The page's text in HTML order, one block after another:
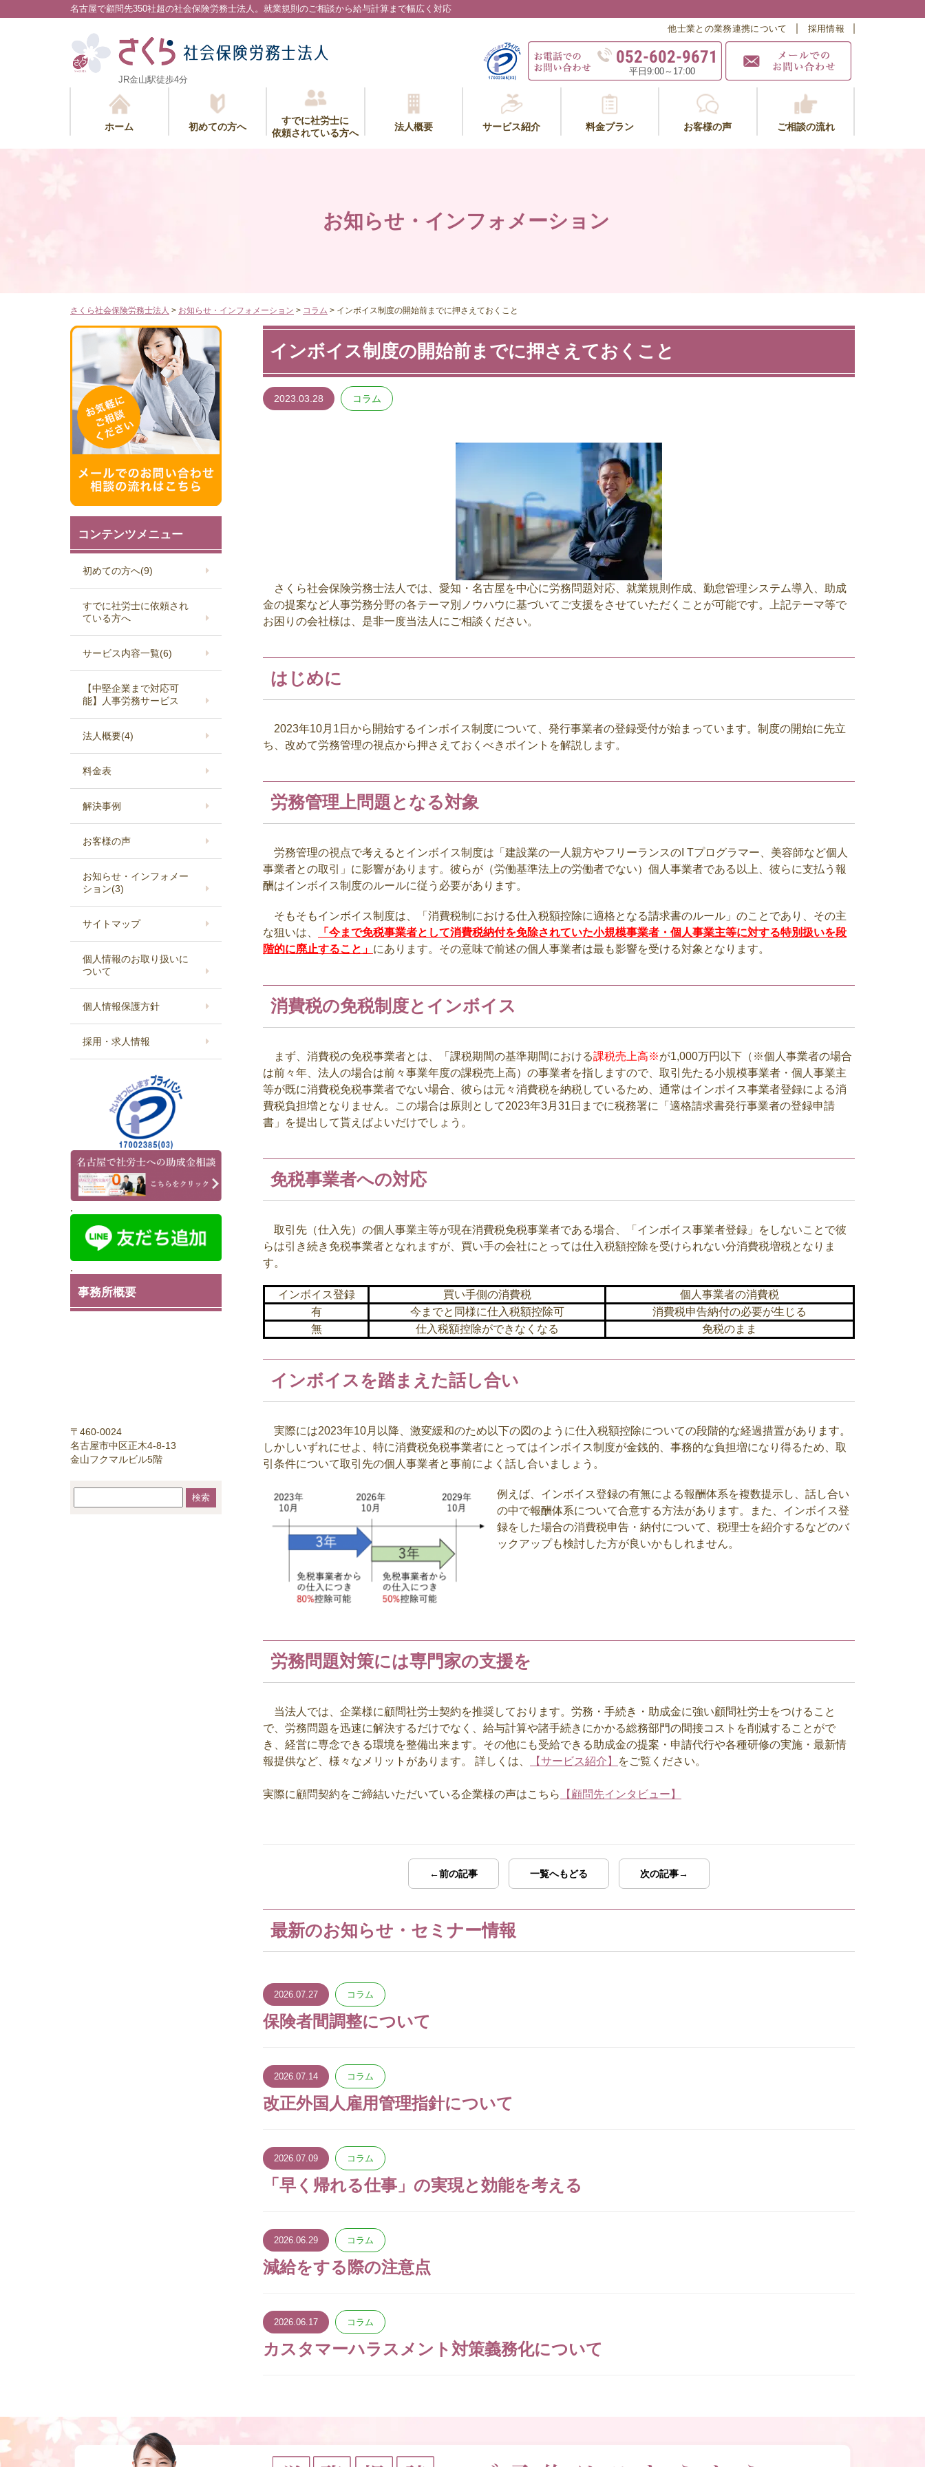
名古屋で顧問先350社超の社会保険労務士法人。 就業規則のご相談から給与計算まで幅広く対応
JR金山駅徒歩4分
他士業との業務連携について 採用情報
052-602-9671
平日9:00～17:00
ホーム 初めての方へ
すでに社労士に
依頼されている方へ
法人概要 サービス紹介 料金プラン お客様の声 ご相談の流れ
お知らせ・インフォメーション
さくら社会保険労務士法人 > お知らせ・インフォメーション > コラム > インボイス制度の開始前までに押さえておくこと
インボイス制度の開始前までに押さえておくこと
2023.03.28 コラム
さくら社会保険労務士法人では、愛知・名古屋を中心に労務問題対応、就業規則作成、勤怠管理システム導入、助成
金の提案など人事労務分野の各テーマ別ノウハウに基づいてご支援をさせていただくことが可能です。上記テーマ等で
お困りの会社様は、是非一度当法人にご相談ください。
はじめに
2023年10月 1 日から開始するインボイス制度について、発行事業者の登録受付が始まっています。制度の開始に先立
ち、改めて労務管理の視点から押さえておくべきポイントを解説します。
労務管理上問題となる対象
労務管理の視点で考えるとインボイス制度は「建設業の一人親方やフリーランスの I Tプログラマー、美容師など個人
事業者との取引」に影響があります。彼らが（労働基準法上の労働者でない）個人事業者である以上、彼らに支払う報
酬はインボイス制度のルールに従う必要があります。
そもそもインボイス制度は、「消費税制における仕入税額控除に適格となる請求書のルール」のことであり、その主
な狙いは、
「今まで免税事業者として消費税納付を免除されていた小規模事業者・個人事業主等に対する特別扱いを段
階的に廃止すること」 にあります。その意味で前述の個人事業者は最も影響を受ける対象となります。
消費税の免税制度とインボイス
まず、消費税の免税事業者とは、「課税期間の基準期間における課税売上高※が1,000万円以下（※個人事業者の場合
は前々年、法人の場合は前々事業年度の課税売上高）の事業者を指しますので、取引先たる小規模事業者・個人事業主
等が既に消費税免税事業者でない場合、彼らは元々消費税を納税しているため、通常はインボイス事業者登録による消
費税負担増となりません。この場合は原則として2023年3月 31 日までに税務署に「適格請求書発行事業者の登録申請
書」を提出して貰えばよいだけでしょう。
免税事業者への対応
取引先（仕入先）の個人事業主等が現在消費税免税事業者である場合、「インボイス事業者登録」をしないことで彼
らは引き続き免税事業者となれますが、買い手の会社にとっては仕入税額控除を受けられない分消費税増税となりま
す。
インボイス登録 買い手側の消費税
個人事業者の消費税
有
今までと同様に仕入税額控除可
消費税申告納付の必要が生じる
無
仕入税額控除ができなくなる 免税のまま
インボイスを踏まえた話し合い
実際には2023年10月以降、激変緩和のため以下の図のように仕入税額控除についての段階的な経過措置があります。
しかしいずれにせよ、特に消費税免税事業者にとってはインボイス制度が金銭的、事務的な負担増になり得るため、取
引条件について取引先の個人事業者と事前によく話し合いましょう。
例えば、インボイス登録の有無による報酬体系を複数提示し、話し合い
の中で報酬体系について合意する方法があります。また、インボイス登
録をした場合の消費税申告・納付について、税理士を紹介するなどのバ
ックアップも検討した方が良いかもしれません。
労務問題対策には専門家の支援を
当法人では、企業様に顧問社労士契約を推奨しております。労務・手続き・助成金に強い顧問社労士をつけること
で、労務問題を迅速に解決するだけでなく、給与計算や諸手続きにかかる総務部門の間接コストを削減することがで
き、経営に専念できる環境を整備出来ます。その他にも受給できる助成金の提案・申請代行や各種研修の実施・最新情
報提供など、様々なメリットがあります。 詳しくは、
【サービス紹介】 をご覧ください。
実際に顧問契約をご締結いただいている企業様の声はこちら 【顧問先インタビュー】
←前の記事 一覧へもどる 次の記事→
最新のお知らせ・セミナー情報
2026.07.27 コラム
保険者間調整について
2026.07.14 コラム
改正外国人雇用管理指針について
2026.07.09 コラム
「早く帰れる仕事」の実現と効能を考える
2026.06.29 コラム
減給をする際の注意点
2026.06.17 コラム
カスタマーハラスメント対策義務化について
コンテンツメニュー
初めての方へ(9)
すでに社労士に依頼され
ている方へ
サービス内容一覧(6)
【中堅企業まで対応可
能】人事労務サービス
法人概要(4)
料金表
解決事例
お客様の声
お知らせ・インフォメー
ション(3)
サイトマップ
個人情報のお取り扱いに
ついて
個人情報保護方針
採用・求人情報
.
.
事務所概要
〒460-0024
名古屋市中区正木4-8-13
金山フクマルビル5階